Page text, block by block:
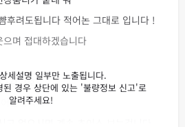
후려도됩니다 적어논 그대로 입니다 !
며 접대하겠습니다
-김기호-
논겁니다